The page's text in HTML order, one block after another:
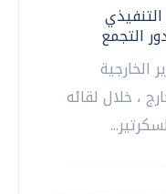
التجمع
الخارجية
، خلال لقائه